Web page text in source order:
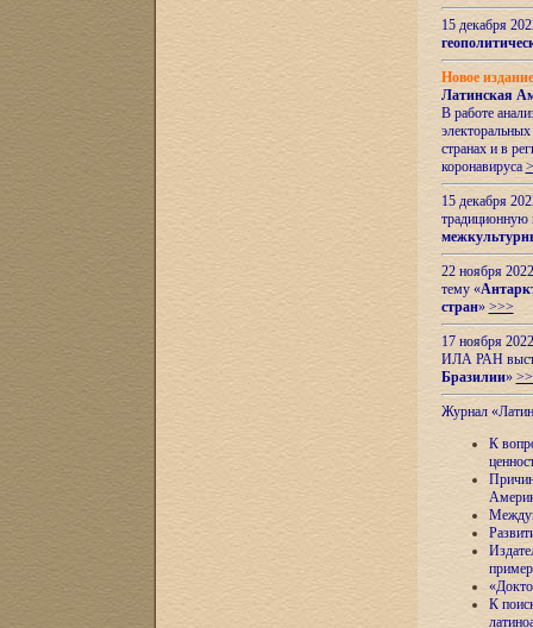
15 декабря
Новое
Латинская
В работе
странах и в
коронавируса
15 декабря
22 ноября
тему «
стран» >>>
17 ноября
ИЛА РАН
Бразилии»
Журнал
К
К